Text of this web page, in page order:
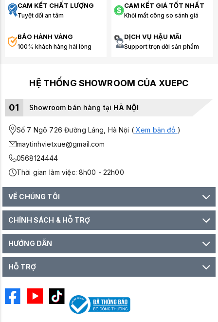
CAM KẾT CHẤT LƯỢNG
Tuyệt đối an tâm
CAM KẾT GIÁ TỐT NHẤT
Khỏi mất công so sánh giá
BẢO HÀNH VÀNG
100% khách hàng hài lòng
DỊCH VỤ HẬU MÃI
Support trọn đời sản phẩm
HỆ THỐNG SHOWROOM CỦA XUEPC
01 Showroom bán hàng tại HÀ NỘI
Số 7 Ngõ 726 Đường Láng, Hà Nội (Xem bản đồ )
maytinhvietxue@gmail.com
0568124444
Thời gian làm việc: 8h00 - 22h00
VỀ CHÚNG TÔI
CHÍNH SÁCH & HỖ TRỢ
HƯỚNG DẪN
HỖ TRỢ